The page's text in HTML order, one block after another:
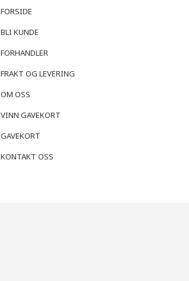
FORSIDE
BLI KUNDE
FORHANDLER
FRAKT OG LEVERING
OM OSS
VINN GAVEKORT
GAVEKORT
KONTAKT OSS